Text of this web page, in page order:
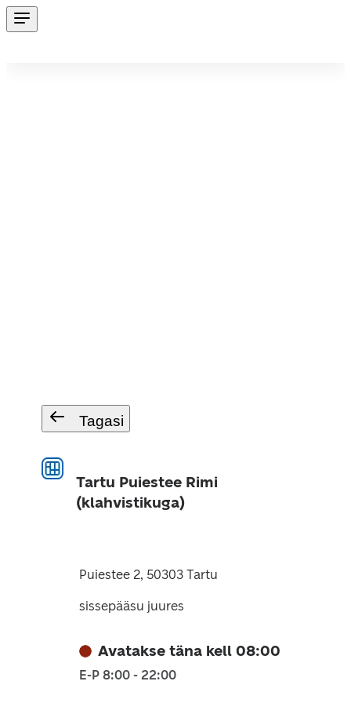
Tagasi
Tartu Puiestee Rimi
(klahvistikuga)
Puiestee 2, 50303 Tartu
sissepääsu juures
Avatakse täna kell 08:00
E-P 8:00 - 22:00